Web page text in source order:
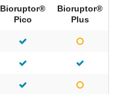
Bioruptor®
Pico
Bioruptor®
Plus